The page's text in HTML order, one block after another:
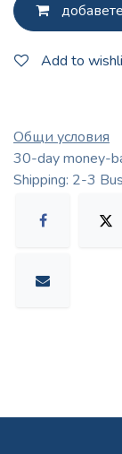
Add to
Общи условия
30-day money-
Shipping: 2-3